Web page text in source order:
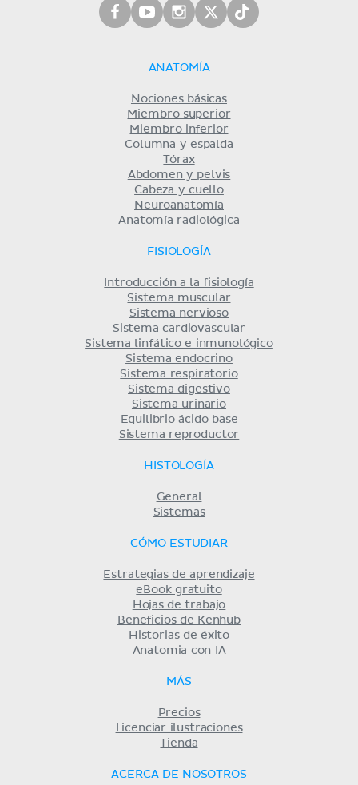
ANATOMÍA
Nociones básicas
Miembro superior
Miembro inferior
Columna y espalda
Tórax
Abdomen y pelvis
Cabeza y cuello
Neuroanatomía
Anatomía radiológica
FISIOLOGÍA
Introducción a la fisiología
Sistema muscular
Sistema nervioso
Sistema cardiovascular
Sistema linfático e inmunológico
Sistema endocrino
Sistema respiratorio
Sistema digestivo
Sistema urinario
Equilibrio ácido base
Sistema reproductor
HISTOLOGÍA
General
Sistemas
CÓMO ESTUDIAR
Estrategias de aprendizaje
eBook gratuito
Hojas de trabajo
Beneficios de Kenhub
Historias de éxito
Anatomia con IA
MÁS
Precios
Licenciar ilustraciones
Tienda
ACERCA DE NOSOTROS